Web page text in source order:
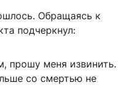
Обращаясь к
подчеркнул:
прошу меня извинить.
со смертью не